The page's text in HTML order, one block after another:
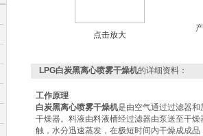
点击放大
LPG白炭黑离心喷雾干燥机的详细资料：
工作原理
白炭黑离心喷雾干燥机是由空气通过过滤器
干燥器。料液由料液槽经过滤器由泵送至干
触，水分迅速蒸发，在极短时间内干燥成成